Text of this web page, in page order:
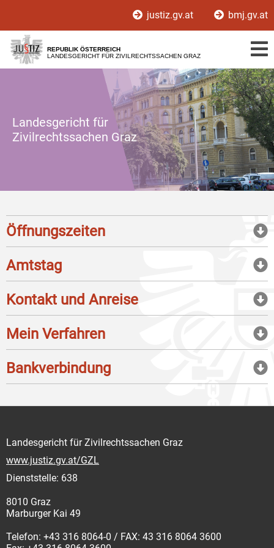
[1]
[2]
justiz.gv.at bmj.gv.at
REPUBLIK ÖSTERREICH
LANDESGERICHT FÜR ZIVILRECHTSSACHEN GRAZ
Landesgericht für
Zivilrechtssachen Graz
Öffnungszeiten
Amtstag
Kontakt und Anreise
Mein Verfahren
Bankverbindung
Landesgericht für Zivilrechtssachen Graz
www.justiz.gv.at/GZL
Dienststelle: 638
8010 Graz
Marburger Kai 49
Telefon: +43 316 8064-0 / FAX: 43 316 8064 3600